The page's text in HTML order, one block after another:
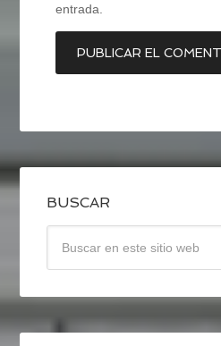
entrada.
BUSCAR